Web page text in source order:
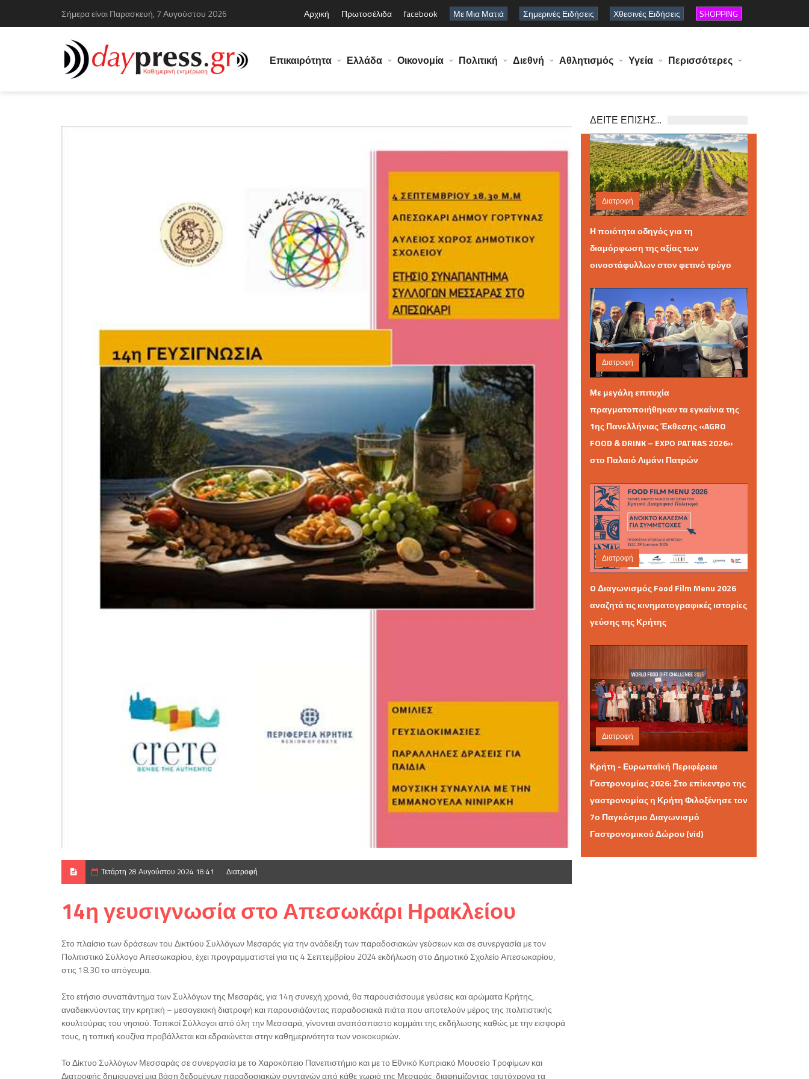
Σήμερα είναι Παρασκευή, 7 Αυγούστου 2026 Αρχική Πρωτοσέλιδα facebook Με Μια Ματιά Σημερινές Ειδήσεις Χθεσινές Ειδήσεις SHOPPING
Επικαιρότητα Ελλάδα Οικονομία Πολιτική Διεθνή Αθλητισμός Υγεία Περισσότερες
Τετάρτη 28 Αυγούστου 2024 18:41 Διατροφή
14η γευσιγνωσία στο Απεσωκάρι Ηρακλείου
Στο πλαίσιο των δράσεων του Δικτύου Συλλόγων Μεσαράς για την ανάδειξη των παραδοσιακών γεύσεων και σε συνεργασία με τον
Πολιτιστικό Σύλλογο Απεσωκαρίου, έχει προγραμματιστεί για τις 4 Σεπτεμβρίου 2024 εκδήλωση στο Δημοτικό Σχολείο Απεσωκαρίου,
στις 18.30 το απόγευμα.
Στο ετήσιο συναπάντημα των Συλλόγων της Μεσαράς, για 14η συνεχή χρονιά, θα παρουσιάσουμε γεύσεις και αρώματα Κρήτης,
αναδεικνύοντας την κρητική – μεσογειακή διατροφή και παρουσιάζοντας παραδοσιακά πιάτα που αποτελούν μέρος της πολιτιστικής
κουλτούρας του νησιού. Τοπικοί Σύλλογοι από όλη την Μεσσαρά, γίνονται αναπόσπαστο κομμάτι της εκδήλωσης καθώς με την εισφορά
τους, η τοπική κουζίνα προβάλλεται και εδραιώνεται στην καθημερινότητα των νοικοκυριών.
Το Δίκτυο Συλλόγων Μεσσαράς σε συνεργασία με το Χαροκόπειο Πανεπιστήμιο και με το Εθνικό Κυπριακό Μουσείο Τροφίμων και
Διατροφής δημιουργεί μια βάση δεδομένων παραδοσιακών συνταγών από κάθε χωριό της Μεσαράς, διαφημίζοντας ταυτόχρονα τα
ΔΕΙΤΕ ΕΠΙΣΗΣ...
Διατροφή
Δευτέρα 03 Αυγούστου 2026 10:55
Η ποιότητα οδηγός για τη
διαμόρφωση της αξίας των
οινοστάφυλλων στον φετινό τρύγο
Διατροφή
Κυριακή 07 Ιουνίου 2026 08:37
Με μεγάλη επιτυχία
πραγματοποιήθηκαν τα εγκαίνια της
1ης Πανελλήνιας Έκθεσης «AGRO
FOOD & DRINK – EXPO PATRAS 2026»
στο Παλαιό Λιμάνι Πατρών
Διατροφή
Σάββατο 06 Ιουνίου 2026 10:05
O Διαγωνισμός Food Film Menu 2026
αναζητά τις κινηματογραφικές ιστορίες
γεύσης της Κρήτης
Διατροφή
Δευτέρα 25 Μαΐου 2026 12:36
Κρήτη - Ευρωπαϊκή Περιφέρεια
Γαστρονομίας 2026: Στο επίκεντρο της
γαστρονομίας η Κρήτη Φιλοξένησε τον
7ο Παγκόσμιο Διαγωνισμό
Γαστρονομικού Δώρου (vid)